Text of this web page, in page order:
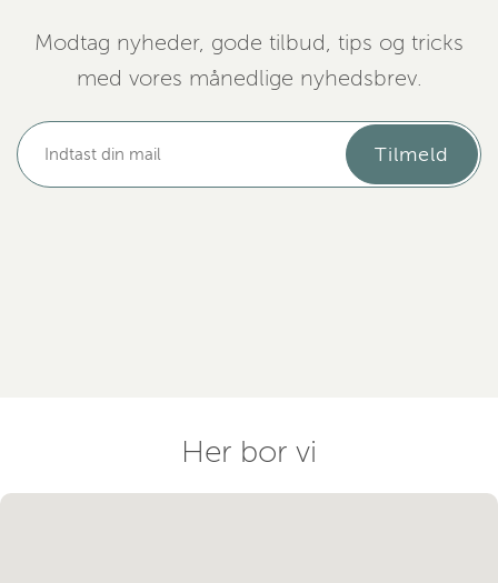
Modtag nyheder, gode tilbud, tips og tricks
med vores månedlige nyhedsbrev.
Tilmeld
Her bor vi